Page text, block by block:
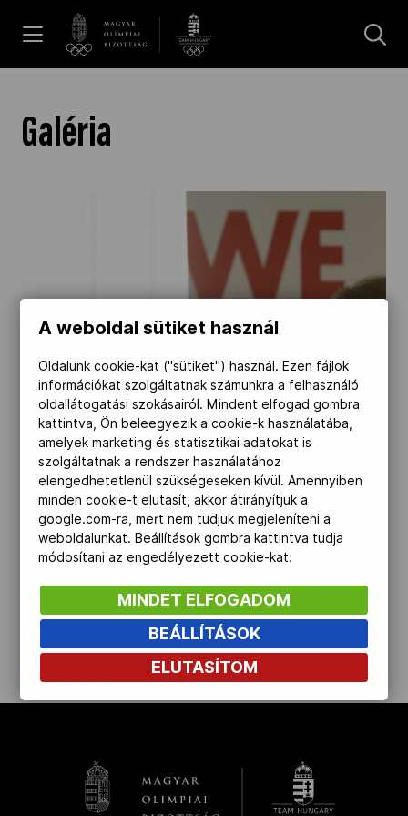
Los Angeles 2028
MOB
Kettőskarrier-program
NOB
OVEP
Adatbank
Galéria
Kulcsár Krisztián
A weboldal sütiket használ
Oldalunk cookie-kat ("sütiket") használ. Ezen fájlok
információkat szolgáltatnak számunkra a felhasználó
oldallátogatási szokásairól. Mindent elfogad gombra
kattintva, Ön beleegyezik a cookie-k használatába,
amelyek marketing és statisztikai adatokat is
szolgáltatnak a rendszer használatához
elengedhetetlenül szükségeseken kívül. Amennyiben
minden cookie-t elutasít, akkor átirányítjuk a
google.com-ra, mert nem tudjuk megjeleníteni a
weboldalunkat. Beállítások gombra kattintva tudja
módosítani az engedélyezett cookie-kat.
MINDET ELFOGADOM
BEÁLLÍTÁSOK
ELUTASÍTOM